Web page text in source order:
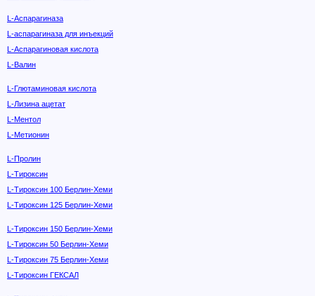
L-Аспарагиназа
L-аспарагиназа для инъекций
L-Аспарагиновая кислота
L-Валин
L-Глютаминовая кислота
L-Лизина ацетат
L-Ментол
L-Метионин
L-Пролин
L-Тироксин
L-Тироксин 100 Берлин-Хеми
L-Тироксин 125 Берлин-Хеми
L-Тироксин 150 Берлин-Хеми
L-Тироксин 50 Берлин-Хеми
L-Тироксин 75 Берлин-Хеми
L-Тироксин ГЕКСАЛ